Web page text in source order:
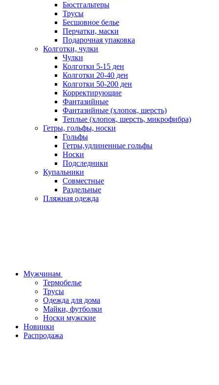
Бюстгальтеры
Трусы
Бесшовное белье
Перчатки, маски
Подарочная упаковка
Колготки, чулки
Чулки
Колготки 5-15 ден
Колготки 20-40 ден
Колготки 50-200 ден
Корректирующие
Фантазийные
Фантазийные (хлопок, шерсть)
Теплые (хлопок, шерсть, микрофибра)
Гетры, гольфы, носки
Гольфы
Гетры,удлиненные гольфы
Носки
Подследники
Купальники
Совместные
Раздельные
Пляжная одежда
Мужчинам
Термобелье
Трусы
Одежда для дома
Майки, футболки
Носки мужские
Новинки
Распродажа